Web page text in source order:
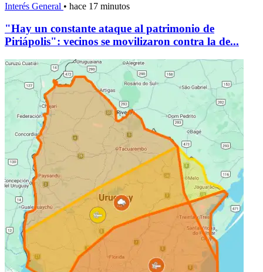
Interés General • hace 17 minutos
"Hay un constante ataque al patrimonio de
Piriápolis": vecinos se movilizaron contra la de...